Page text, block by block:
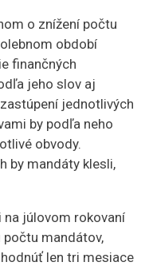
o znížení počtu
období
finančných
jeho slov aj
jednotlivých
by podľa neho
obvody.
by mandáty klesli,
júlovom rokovaní
počtu mandátov,
len tri mesiace